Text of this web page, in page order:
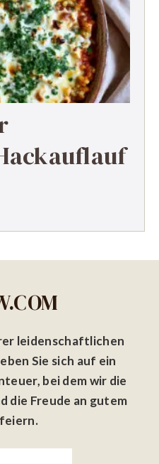
leidenschaftlichen
Sie sich auf ein
bei dem wir die
die Freude an gutem